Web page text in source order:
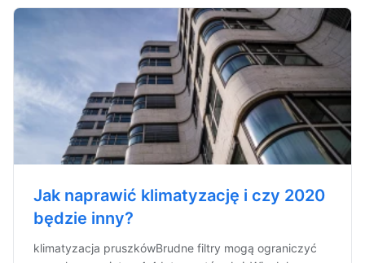
Jak naprawić klimatyzację i czy 2020
będzie inny?
klimatyzacja pruszkówBrudne filtry mogą ograniczyć